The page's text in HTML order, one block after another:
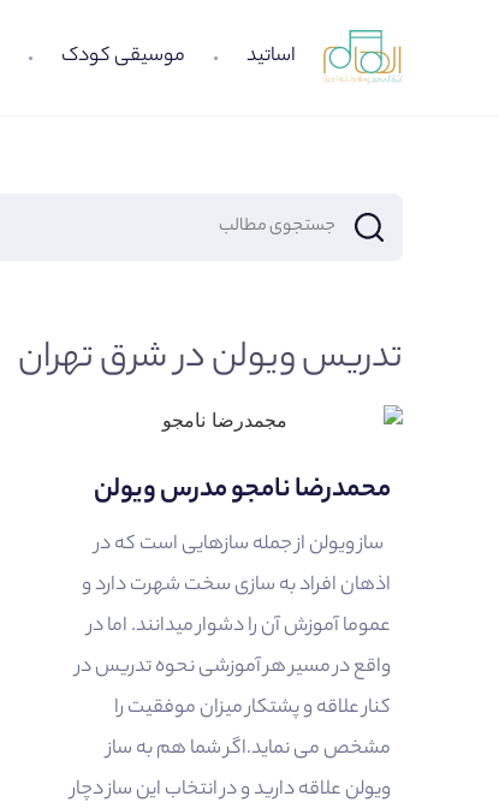
اساتید موسیقی کودک
تدریس ویولن در شرق تهران
محمدرضا نامجو مدرس ویولن
ساز ویولن از جمله سازهایی است که در
اذهان افراد به سازی سخت شهرت دارد و
عموما آموزش آن را دشوار میدانند. اما در
واقع در مسیر هر آموزشی نحوه تدریس در
کنار علاقه و پشتکار میزان موفقیت را
مشخص می نماید.اگر شما هم به ساز
ویولن علاقه دارید و در انتخاب این ساز دچار